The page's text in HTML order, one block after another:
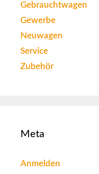
Gebrauchtwagen
Gewerbe
Neuwagen
Service
Zubehör
Meta
Anmelden